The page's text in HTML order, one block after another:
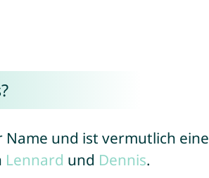
und ist vermutlich eine
Lennard und Dennis.